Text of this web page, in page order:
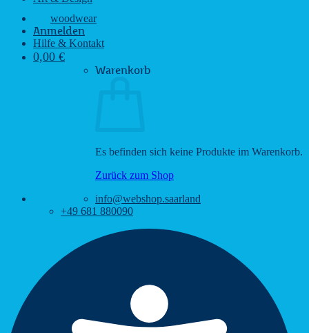
woodwear
Anmelden
Hilfe & Kontakt
0,00 €
Warenkorb
Es befinden sich keine Produkte im Warenkorb.
Zurück zum Shop
info@webshop.saarland
+49 681 880090